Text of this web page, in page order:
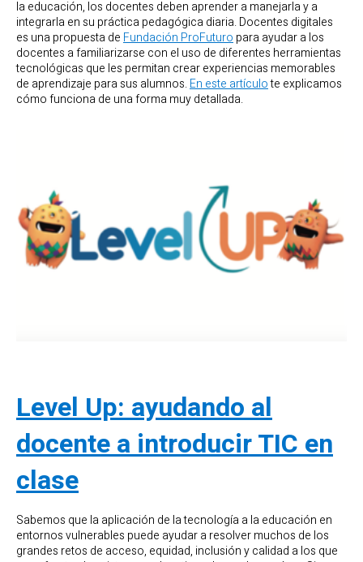
la educación, los docentes deben aprender a manejarla y a
integrarla en su práctica pedagógica diaria. Docentes digitales
es una propuesta de Fundación ProFuturo para ayudar a los
docentes a familiarizarse con el uso de diferentes herramientas
tecnológicas que les permitan crear experiencias memorables
de aprendizaje para sus alumnos.En este artículote explicamos
cómo funciona de una forma muy detallada.
Level Up: ayudando al
docente a introducir TIC en
clase
Sabemos que la aplicación de la tecnología a la educación en
entornos vulnerables puede ayudar a resolver muchos de los
grandes retos de acceso, equidad, inclusión y calidad a los que